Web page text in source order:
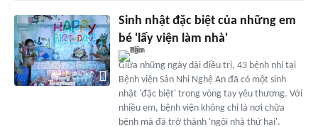
Sinh nhật đặc biệt của những em
bé 'lấy viện làm nhà'
Giữa những ngày dài điều trị, 43 bệnh nhi tại
Bệnh viện Sản Nhi Nghệ An đã có một sinh
nhật 'đặc biệt' trong vòng tay yêu thương. Với
nhiều em, bệnh viện không chỉ là nơi chữa
bệnh mà đã trở thành 'ngôi nhà thứ hai'.